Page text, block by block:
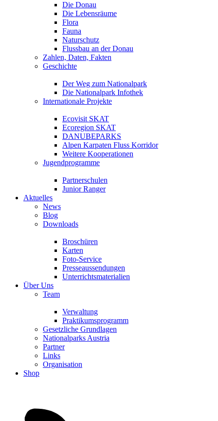
Die Donau
Die Lebensräume
Flora
Fauna
Naturschutz
Flussbau an der Donau
Zahlen, Daten, Fakten
Geschichte
Der Weg zum Nationalpark
Die Nationalpark Infothek
Internationale Projekte
Ecovisit SKAT
Ecoregion SKAT
DANUBEPARKS
Alpen Karpaten Fluss Korridor
Weitere Kooperationen
Jugendprogramme
Partnerschulen
Junior Ranger
Aktuelles
News
Blog
Downloads
Broschüren
Karten
Foto-Service
Presseaussendungen
Unterrichtsmaterialien
Über Uns
Team
Verwaltung
Praktikumsprogramm
Gesetzliche Grundlagen
Nationalparks Austria
Partner
Links
Organisation
Shop